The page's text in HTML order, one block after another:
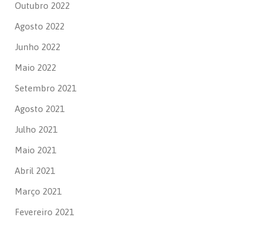
Outubro 2022
Agosto 2022
Junho 2022
Maio 2022
Setembro 2021
Agosto 2021
Julho 2021
Maio 2021
Abril 2021
Março 2021
Fevereiro 2021